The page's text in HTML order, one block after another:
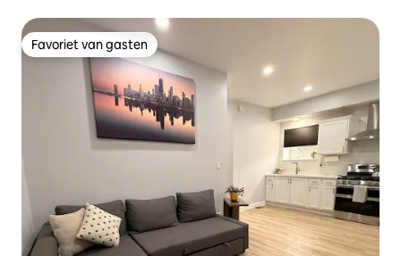
Favoriet van gasten
Favoriet van gasten